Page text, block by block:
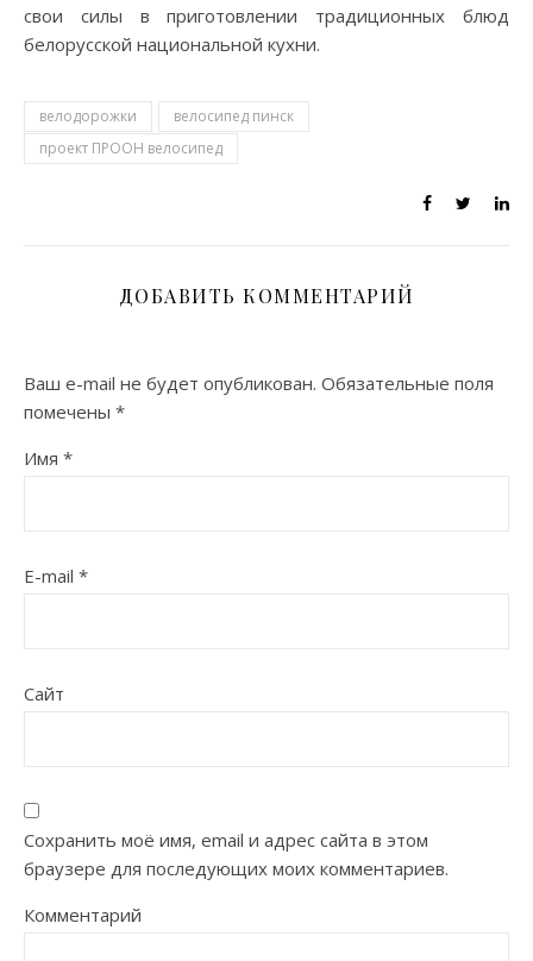
свои силы в приготовлении традиционных блюд
белорусской национальной кухни.
велодорожки
велосипед пинск
проект ПРООН велосипед
ДОБАВИТЬ КОММЕНТАРИЙ
Ваш e-mail не будет опубликован. Обязательные поля
помечены *
Имя *
E-mail *
Сайт
Сохранить моё имя, email и адрес сайта в этом
браузере для последующих моих комментариев.
Комментарий